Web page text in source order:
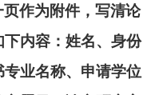
作为附件，写清论
下内容 ：姓名、身份
业名称、申请学位